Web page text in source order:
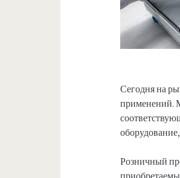
Сегодня на
применений.
Розничный